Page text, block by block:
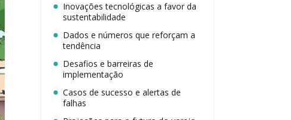
Inovações tecnológicas a favor da
sustentabilidade
Dados e números que reforçam a
tendência
Desafios e barreiras de
implementação
Casos de sucesso e alertas de
falhas